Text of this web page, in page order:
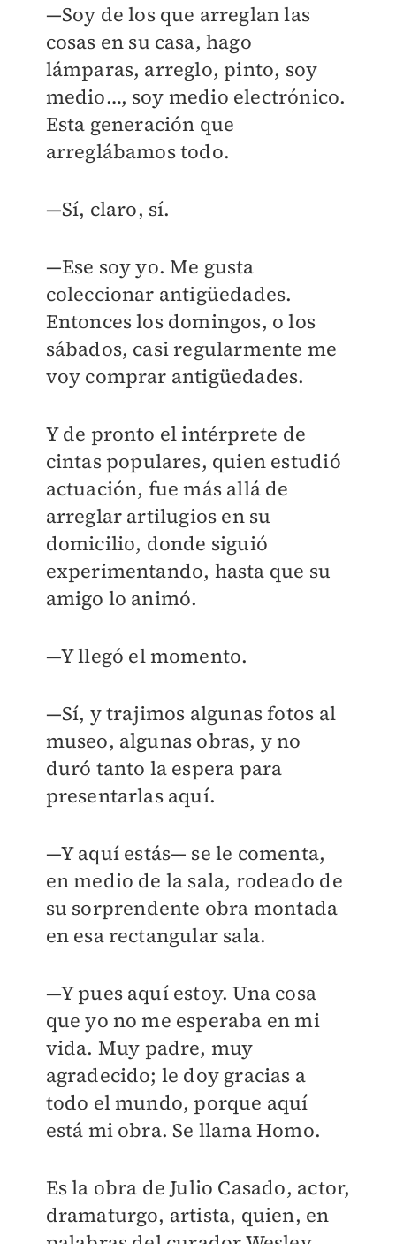
—Soy de los que arreglan las
cosas en su casa, hago
lámparas, arreglo, pinto, soy
medio…, soy medio electrónico.
Esta generación que
arreglábamos todo.
—Sí, claro, sí.
—Ese soy yo. Me gusta
coleccionar antigüedades.
Entonces los domingos, o los
sábados, casi regularmente me
voy comprar antigüedades.
Y de pronto el intérprete de
cintas populares, quien estudió
actuación, fue más allá de
arreglar artilugios en su
domicilio, donde siguió
experimentando, hasta que su
amigo lo animó.
—Y llegó el momento.
—Sí, y trajimos algunas fotos al
museo, algunas obras, y no
duró tanto la espera para
presentarlas aquí.
—Y aquí estás— se le comenta,
en medio de la sala, rodeado de
su sorprendente obra montada
en esa rectangular sala.
—Y pues aquí estoy. Una cosa
que yo no me esperaba en mi
vida. Muy padre, muy
agradecido; le doy gracias a
todo el mundo, porque aquí
está mi obra. Se llama Homo.
Es la obra de Julio Casado, actor,
dramaturgo, artista, quien, en